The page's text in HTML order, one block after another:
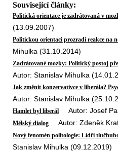
Související články:
Politická orientace je zadrátovaná v
(13.09.2007)
Politickou orientaci prozradí reakce na
Mihulka (31.10.2014)
Zadrátované mozky: Politický postoj
Autor: Stanislav Mihulka
Jak změnit konzervativce v liberála?
Autor: Stanislav Mihulka
Hamlet byl liberál Autor: Josef
Mélský dialog Autor: Zdeněk
Nový fenomén politologie: Lídři
Stanislav Mihulka (09.12.2019)